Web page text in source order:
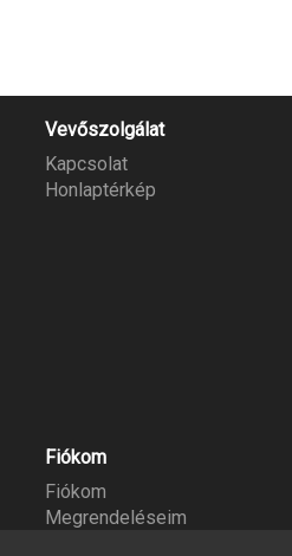
Vevőszolgálat
Kapcsolat
Honlaptérkép
Fiókom
Fiókom
Megrendeléseim